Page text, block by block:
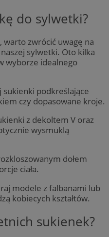
do sylwetki?
zwrócić uwagę na
sylwetki. Oto kilka
wyborze idealnego
podkreślające
czy dopasowane kroje.
z dekoltem V oraz
wysmuklą
dołem
ciała.
modele z falbanami lub
kobiecych kształtów.
sukienek?